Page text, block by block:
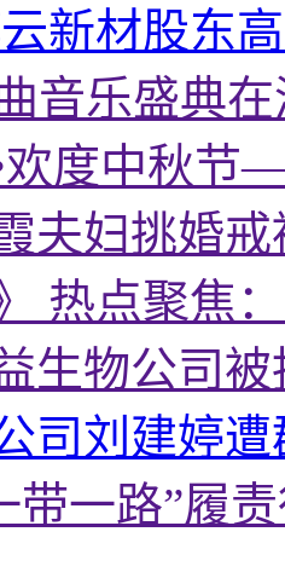
新材股东
音乐盛典
欢度中秋节
夫妇挑婚
热点聚焦
生物公司
司刘建婷
带一路”履